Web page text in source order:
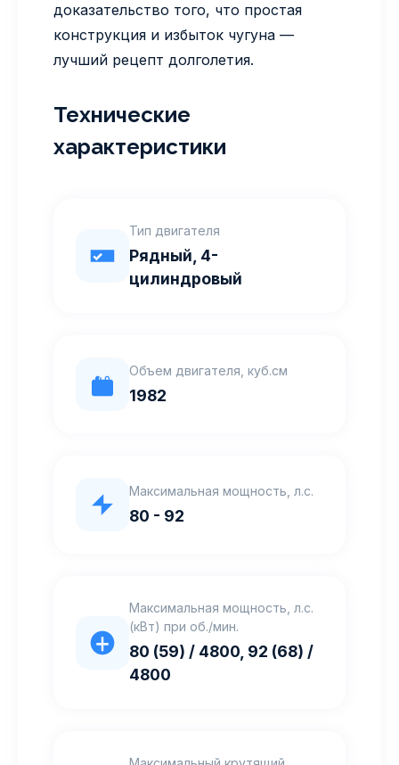
доказательство того, что простая
конструкция и избыток чугуна —
лучший рецепт долголетия.
Технические
характеристики
Тип двигателя
Рядный, 4-
цилиндровый
Объем двигателя, куб.см
1982
Максимальная мощность, л.с.
80 - 92
Максимальная мощность, л.с.
(кВт) при об./мин.
80 (59) / 4800, 92 (68) /
4800